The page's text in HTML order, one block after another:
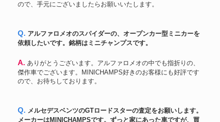
ので、手元にございましたらお願いいたします。
Q. アルファロメオのスパイダーの、オープンカー型ミニカーを
依頼したいです。銘柄はミニチャンプスです。
A. ありがとうございます。アルファロメオの中でも指折りの、
傑作車でございます。MINICHAMPS好きのお客様にも好評です
ので、お待ちしております。
Q. メルセデスベンツのGTロードスターの査定をお願いします。
メーカーはMINICHAMPSです。ずっと家にあった車ですが、買